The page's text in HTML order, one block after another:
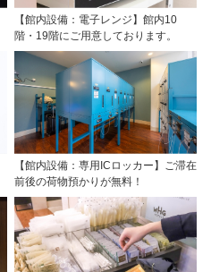
【館内設備：電子レンジ】館内10
階・19階にご用意しております。
【館内設備：専用ICロッカー】ご滞在
前後の荷物預かりが無料！